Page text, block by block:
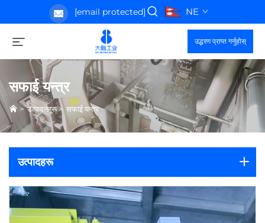
[email protected] NE
उद्धरण प्राप्त गर्नुहोस्
सफाई यन्त्र
>उत्पादनहरू>सफाई यन्त्र
उत्पादहरू